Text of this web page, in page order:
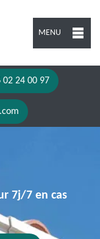
MENU
02 24 00 97
7j/7 en cas